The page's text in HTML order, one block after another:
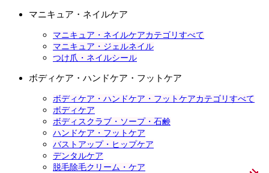
マニキュア・ネイルケア
マニキュア・ネイルケアカテゴリすべて
マニキュア・ジェルネイル
つけ爪・ネイルシール
ボディケア・ハンドケア・フットケア
ボディケア・ハンドケア・フットケアカテゴリすべて
ボディケア
ボディスクラブ・ソープ・石鹸
ハンドケア・フットケア
バストアップ・ヒップケア
デンタルケア
脱毛除毛クリーム・ケア